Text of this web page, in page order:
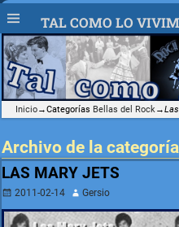
TAL COMO LO
Inicio→Categorías Bellas del Rock→
Archivo de la
LAS MARY JETS
2011-02-14
Gersio